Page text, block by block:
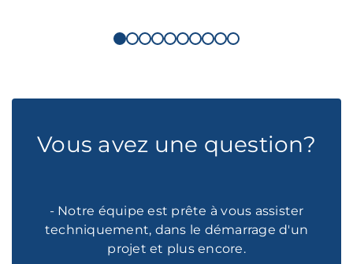
Vous avez une question?
- Notre équipe est prête à vous assister
techniquement, dans le démarrage d'un
projet et plus encore.